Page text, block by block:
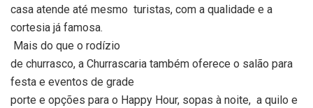
casa atende até mesmo turistas, com a qualidade e a
cortesia já famosa.
Mais do que o rodízio
de churrasco, a Churrascaria também oferece o salão para
festa e eventos de grade
porte e opções para o Happy Hour, sopas à noite, a quilo e